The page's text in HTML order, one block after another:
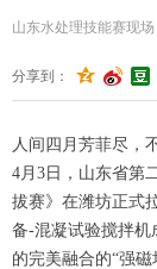
人间四月芳菲尽，
4月3日，山东省第
拔赛》在潍坊正式
备-混凝试验搅拌机
的完美融合的“强磁
山东水处理技能赛现场
分享到：